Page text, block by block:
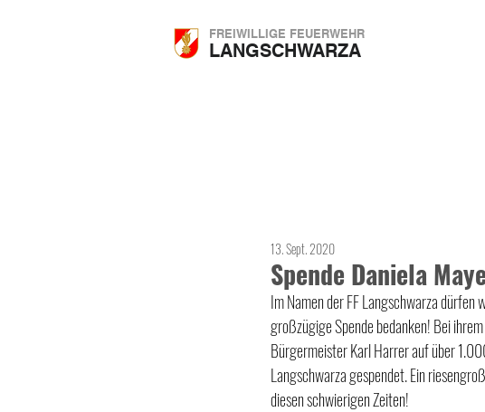
FREIWILLIGE FEUERWEHR
LANGSCHWARZA
Spende Daniela
13. Sept. 2020
Im Namen der FF Langschwarza dürfen
großzügige Spende bedanken! Bei
Bürgermeister Karl Harrerauf über
Langschwarza gespendet. Ein
diesen schwierigen Zeiten!